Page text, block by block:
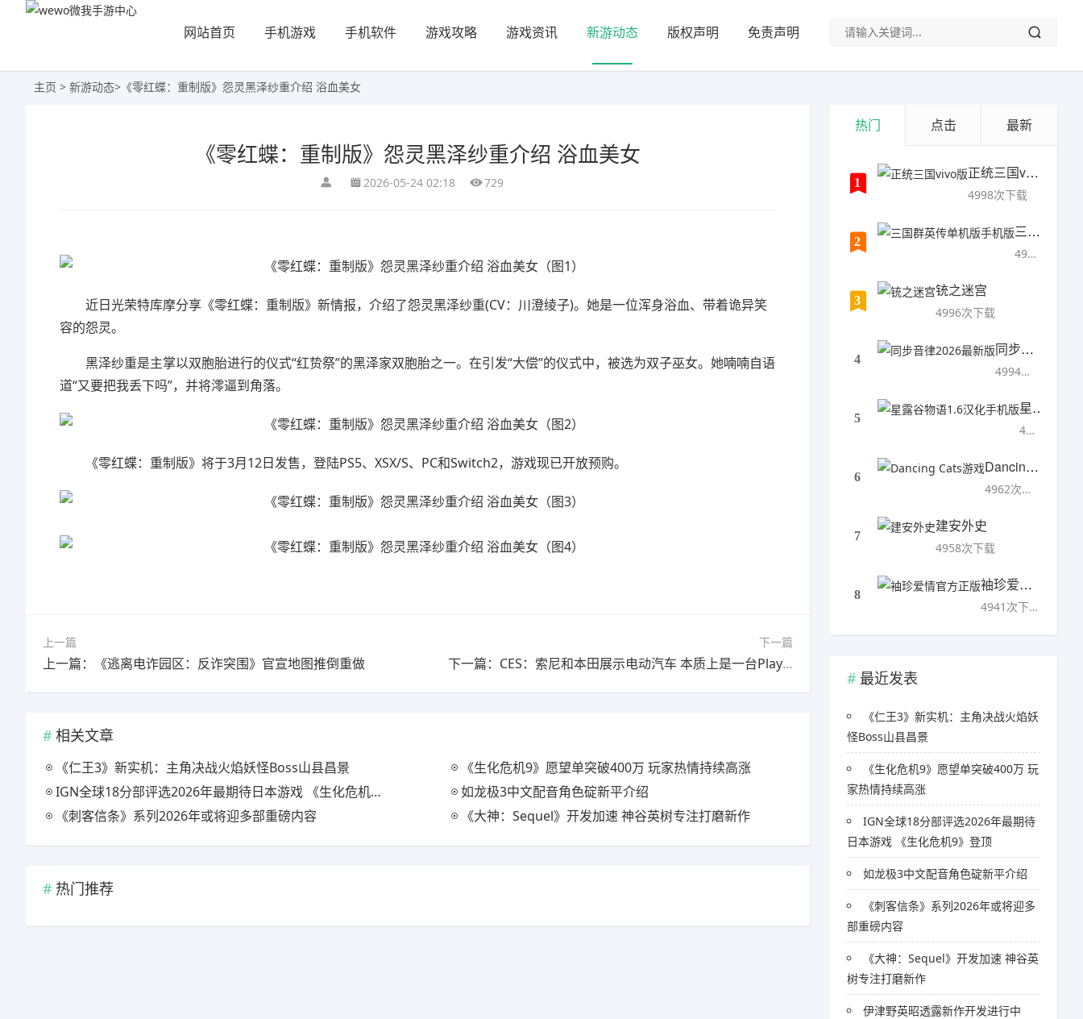
网站首页 手机游戏 手机软件 游戏攻略 游戏资讯 新游动态 版权声明 免责声明
主页 > 新游动态> 《零红蝶：重制版》怨灵黑泽纱重介绍 浴血美女
《零红蝶：重制版》怨灵黑泽纱重介绍 浴血美女
2026-05-24 02:18 729
近日光荣特库摩分享《零红蝶：重制版》新情报，介绍了怨灵黑泽纱重(CV：川澄绫子)。她是一位浑身浴血、带着诡异笑
容的怨灵。
黑泽纱重是主掌以双胞胎进行的仪式“红贽祭”的黑泽家双胞胎之一。在引发“大偿”的仪式中，被选为双子巫女。她喃喃自语
道“又要把我丢下吗”，并将澪逼到角落。
《零红蝶：重制版》将于3月12日发售，登陆PS5、XSX/S、PC和Switch2，游戏现已开放预购。
上一篇
上一篇：《逃离电诈园区：反诈突围》官宣地图推倒重做
下一篇
下一篇：CES：索尼和本田展示电动汽车 本质上是一台PlayStation游戏机
相关文章
《仁王3》新实机：主角决战火焰妖怪Boss山县昌景
《生化危机9》愿望单突破400万 玩家热情持续高涨
IGN全球18分部评选2026年最期待日本游戏 《生化危机9》登顶
如龙极3中文配音角色碇新平介绍
《刺客信条》系列2026年或将迎多部重磅内容
《大神：Sequel》开发加速 神谷英树专注打磨新作
热门推荐
热门 点击 最新
1
正统三国vivo版
4998次下载
2
三国群英传单机版手机版
4997次下载
3
铳之迷宫
4996次下载
4
同步音律2026最新版
4994次下载
5
星露谷物语1.6汉化手机版
4993次下载
6
Dancing Cats游戏
4962次下载
7
建安外史
4958次下载
8
袖珍爱情官方正版
4941次下载
最近发表
《仁王3》新实机：主角决战火焰妖
怪Boss山县昌景
《生化危机9》愿望单突破400万 玩
家热情持续高涨
IGN全球18分部评选2026年最期待
日本游戏 《生化危机9》登顶
如龙极3中文配音角色碇新平介绍
《刺客信条》系列2026年或将迎多
部重磅内容
《大神：Sequel》开发加速 神谷英
树专注打磨新作
伊津野英昭透露新作开发进行中